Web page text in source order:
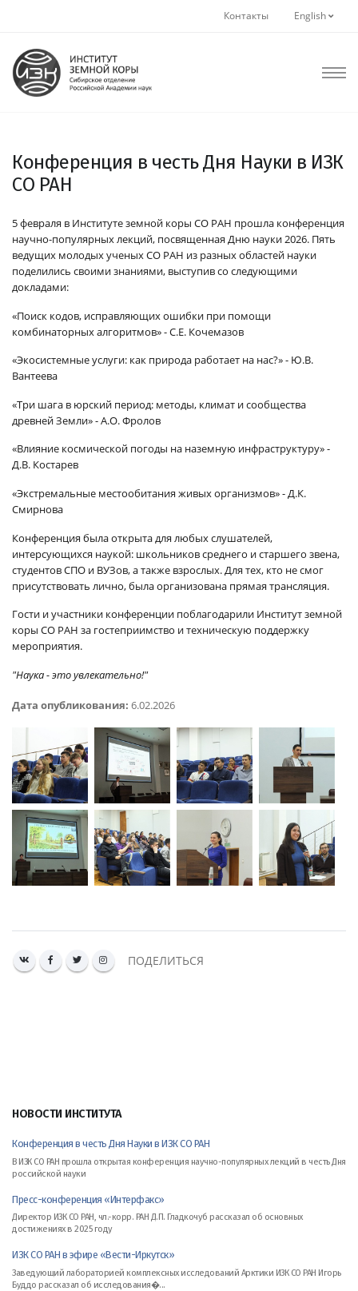
Контакты English
НОВОСТИ ИНСТИТУТА
Конференция в честь Дня Науки в ИЗК СО РАН
В ИЗК СО РАН прошла открытая конференция научно-популярных лекций в честь Дня
российской науки
Пресс-конференция «Интерфакс»
Директор ИЗК СО РАН, чл.-корр. РАН Д.П. Гладкочуб рассказал об основных
достижениях в 2025 году
ИЗК СО РАН в эфире «Вести-Иркутск»
Заведующий лабораторией комплексных исследований Арктики ИЗК СО РАН Игорь
Буддо рассказал об исследования�...
Конференция в честь Дня Науки в ИЗК
СО РАН
5 февраля в Институте земной коры СО РАН прошла конференция
научно-популярных лекций, посвященная Дню науки 2026. Пять
ведущих молодых ученых СО РАН из разных областей науки
поделились своими знаниями, выступив со следующими
докладами:
«Поиск кодов, исправляющих ошибки при помощи
комбинаторных алгоритмов» - С.Е. Кочемазов
«Экосистемные услуги: как природа работает на нас?» - Ю.В.
Вантеева
«Три шага в юрский период: методы, климат и сообщества
древней Земли» - А.О. Фролов
«Влияние космической погоды на наземную инфраструктуру» -
Д.В. Костарев
«Экстремальные местообитания живых организмов» - Д.К.
Смирнова
Конференция была открыта для любых слушателей,
интерсующихся наукой: школьников среднего и старшего звена,
студентов СПО и ВУЗов, а также взрослых. Для тех, кто не смог
присутствовать лично, была организована прямая трансляция.
Гости и участники конференции поблагодарили Институт земной
коры СО РАН за гостеприимство и техническую поддержку
мероприятия.
"Наука - это увлекательно!"
Дата опубликования: 6.02.2026
ПОДЕЛИТЬСЯ